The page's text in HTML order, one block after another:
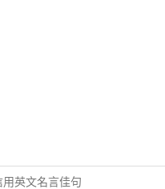
用英文名言佳句